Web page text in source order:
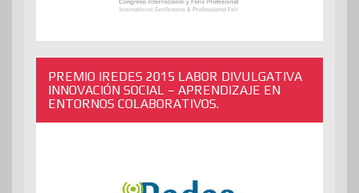
PREMIO IREDES 2015 LABOR DIVULGATIVA
INNOVACIÓN SOCIAL – APRENDIZAJE EN
ENTORNOS COLABORATIVOS.